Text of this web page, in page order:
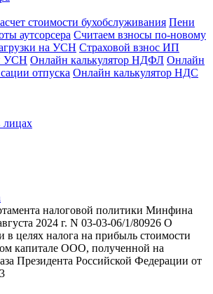
стоимости бухобслуживания Пени
аутсорсера Считаем взносы по-новому
на УСН Страховой взнос ИП
УСН Онлайн калькулятор НДФЛ Онлайн
отпуска Онлайн калькулятор НДС
налоговой политики Минфина
2024 г. N 03-03-06/1/80926 О
в целях налога на прибыль стоимости
капитале ООО, полученной на
Президента Российской Федерации от